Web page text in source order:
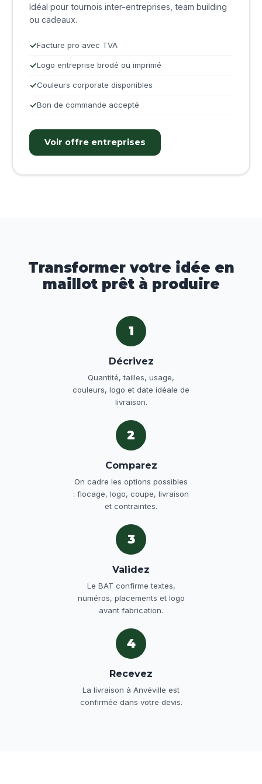
Idéal pour tournois inter-entreprises, team building
ou cadeaux.
Facture pro avec TVA
Logo entreprise brodé ou imprimé
Couleurs corporate disponibles
Bon de commande accepté
Voir offre entreprises
Transformer votre idée en
maillot prêt à produire
1
Décrivez
Quantité, tailles, usage,
couleurs, logo et date idéale de
livraison.
2
Comparez
On cadre les options possibles
: flocage, logo, coupe, livraison
et contraintes.
3
Validez
Le BAT confirme textes,
numéros, placements et logo
avant fabrication.
4
Recevez
La livraison à Anvéville est
confirmée dans votre devis.